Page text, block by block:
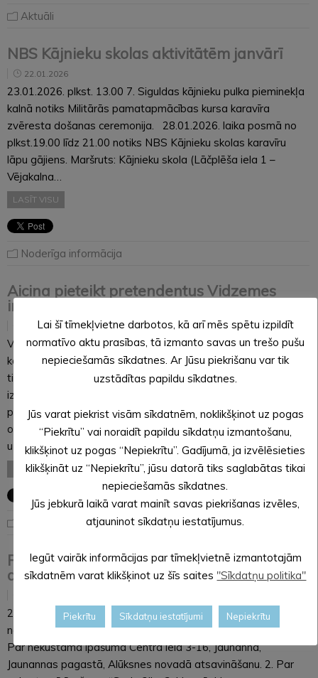
Aktuāli
NBS Kājnieku skolas aktivitātēm janvārī
22.01.2026
23.01.2026. plkst. 13.00 7. Siguldas kājnieku pulka pieminekļa
kalnā notiks Militārās pamatapmācības kursa karavīra
zvēresta došanas ceremonija. 28.01.2026. laika posmā no
plkst.19.00 līdz 21.00 notiks NBS Kājnieku skolas karavīru
lāpu gājiens. Maršruts: Kājnieku skola (Lāčplēša iela 1 –
Vējakalna…
LASĪT VISU
Noderīga informācija
Aicina pieteikt pretendentus Vidzemes
inovāciju balvai 2026
22.01.2026
Vidzemes plānošanas reģions aicina izvirzīt pretendentus
konkursam “Vidzemes inovāciju balva 2026”, kas tradicionāli
tiks pasniegta Vidzemes inovāciju nedēļas ietvaros. Konkurss
izceļ inovāciju nozīmi reģiona attīstībā, īpašu uzmanību
pievēršot uzņēmējdarbībai, ilgtspējīgiem risinājumiem un
organizācijām, kas veicina inovāciju ieviešanu un
uzņēmējdarbības izaugsmi…
LASĪT VISU
Noderīga informācija
Finanšu komitejas 22.01.2026. sēdes
darba kārtība
22.01.2026., plkst. 10:00 Dārza ielā 11, Alūksnē, Alūksnes
novadā zālē 1.stāvā Darba kārtībā: 0. Par darba kārtību. 1.
Par nekustamā īpašuma Centra ielā 3-16, Jaunannā,
Jaunannas pagastā, Alūksnes novadā atsavināšanu. 2. Par
Lai šī tīmekļvietne darbotos, kā arī mēs spētu izpildīt
normatīvo aktu prasības, tā izmanto savas un trešo pušu
nepieciešamās sīkdatnes. Ar Jūsu piekrišanu var tik
uzstādītas papildu sīkdatnes.
Jūs varat piekrist visām sīkdatnēm, noklikšķinot uz pogas
“Piekrītu” vai noraidīt papildu sīkdatņu izmantošanu,
klikšķinot uz pogas “Nepiekrītu”. Gadījumā, ja izvēlēsieties
klikšķināt uz “Nepiekrītu”, jūsu datorā tiks saglabātas tikai
nepieciešamās sīkdatnes.
Jūs jebkurā laikā varat mainīt savas piekrišanas izvēles,
atjauninot sīkdatņu iestatījumus.
Iegūt vairāk informācijas par tīmekļvietnē izmantotajām
sīkdatnēm varat klikšķinot uz šīs saites "Sīkdatņu politika"
Piekrītu Sīkdatņu iestatījumi Nepiekrītu